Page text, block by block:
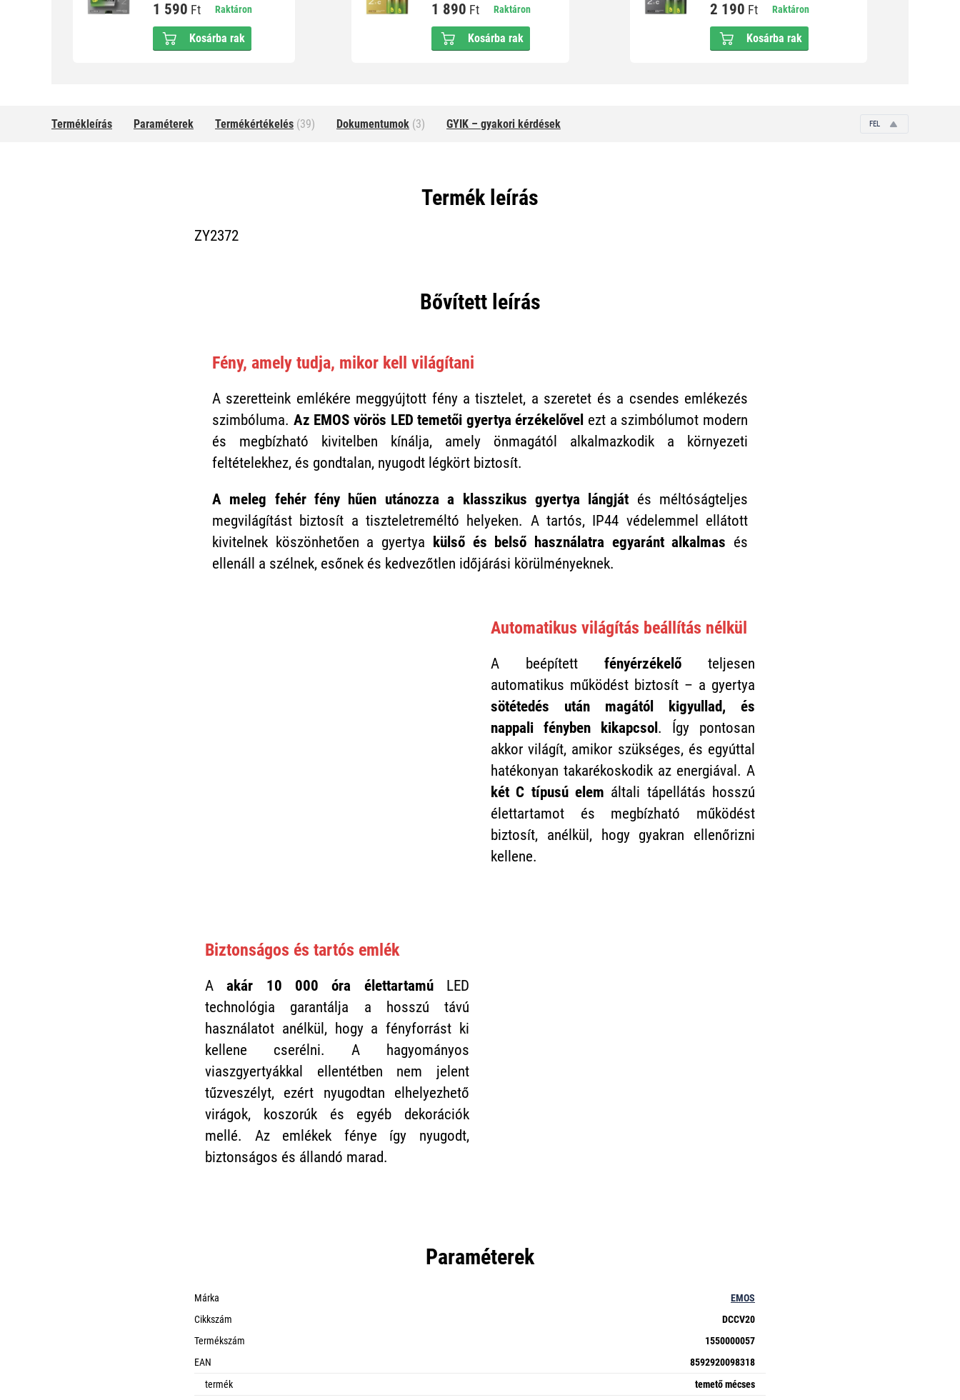
1 590 Ft Raktáron
Kosárba rak
1 890 Ft Raktáron
Kosárba rak
2 190 Ft Raktáron
Kosárba rak
Termékleírás Paraméterek Termékértékelés (39) Dokumentumok (3) GYIK – gyakori kérdések FEL
Termék leírás
ZY2372
Bővített leírás
Fény, amely tudja, mikor kell világítani
A szeretteink emlékére meggyújtott fény a tisztelet, a szeretet és a csendes emlékezés
szimbóluma. Az EMOS vörös LED temetői gyertya érzékelővel ezt a szimbólumot modern
és megbízható kivitelben kínálja, amely önmagától alkalmazkodik a környezeti
feltételekhez, és gondtalan, nyugodt légkört biztosít.
A meleg fehér fény hűen utánozza a klasszikus gyertya lángját és méltóságteljes
megvilágítást biztosít a tiszteletreméltó helyeken. A tartós, IP44 védelemmel ellátott
kivitelnek köszönhetően a gyertya
külső és belső használatra egyaránt alkalmas és
ellenáll a szélnek, esőnek és kedvezőtlen időjárási körülményeknek.
Automatikus világítás beállítás nélkül
A beépített fényérzékelő teljesen
automatikus működést biztosít – a gyertya
sötétedés után magától kigyullad, és
nappali fényben kikapcsol . Így pontosan
akkor világít, amikor szükséges, és egyúttal
hatékonyan takarékoskodik az energiával. A
két C típusú elem általi tápellátás hosszú
élettartamot és megbízható működést
biztosít, anélkül, hogy gyakran ellenőrizni
kellene.
Biztonságos és tartós emlék
Aakár 10 000 óra élettartamú LED
technológia garantálja a hosszú távú
használatot anélkül, hogy a fényforrást ki
kellene cserélni. A hagyományos
viaszgyertyákkal ellentétben nem jelent
tűzveszélyt, ezért nyugodtan elhelyezhető
virágok, koszorúk és egyéb dekorációk
mellé. Az emlékek fénye így nyugodt,
biztonságos és állandó marad.
Paraméterek
Márka
EMOS
Cikkszám
DCCV20
Termékszám
1550000057
EAN
8592920098318
termék
temető mécses